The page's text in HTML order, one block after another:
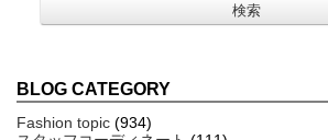
BLOG CATEGORY
Fashion topic (934)